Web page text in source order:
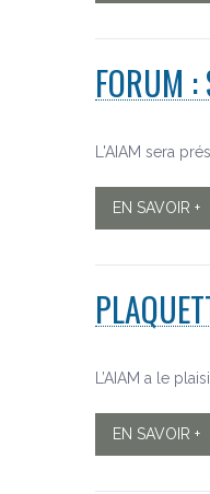
FORUM :
L'AIAM sera
EN SAVOIR +
L’AIAM a le
EN SAVOIR +